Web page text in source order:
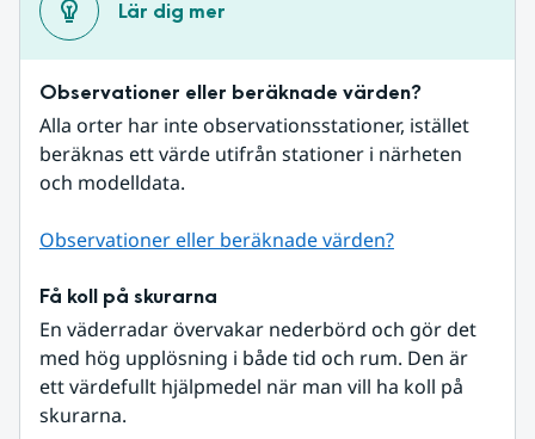
Lär dig mer
Observationer eller beräknade värden?
Alla orter har inte observationsstationer, istället
beräknas ett värde utifrån stationer i närheten
och modelldata.
Observationer eller beräknade värden?
Få koll på skurarna
En väderradar övervakar nederbörd och gör det
med hög upplösning i både tid och rum. Den är
ett värdefullt hjälpmedel när man vill ha koll på
skurarna.